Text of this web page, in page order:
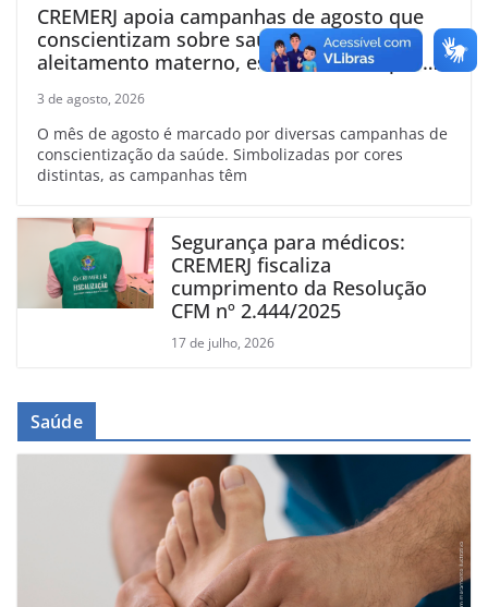
CREMERJ apoia campanhas de agosto que
conscientizam sobre saúde vascular,
aleitamento materno, esclerose múltipla e
3 de agosto, 2026
O mês de agosto é marcado por diversas campanhas de
conscientização da saúde. Simbolizadas por cores
distintas, as campanhas têm
Segurança para médicos:
CREMERJ fiscaliza
cumprimento da Resolução
CFM nº 2.444/2025
17 de julho, 2026
Saúde